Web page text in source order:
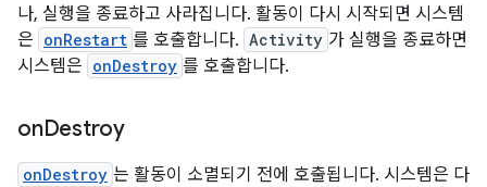
나, 실행을 종료하고 사라집니다. 활동이 다시 시작되면 시스템
은 onRestart 를 호출합니다. Activity 가 실행을 종료하면
시스템은 onDestroy 를 호출합니다.
onDestroy
onDestroy 는 활동이 소멸되기 전에 호출됩니다. 시스템은 다